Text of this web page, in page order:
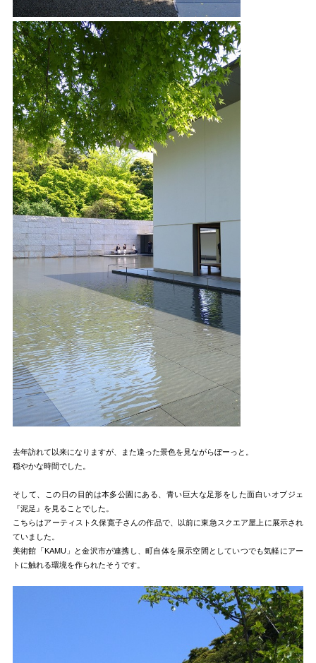
去年訪れて以来になりますが、また違った景色を見ながらぼーっと。
穏やかな時間でした。
そして、この日の目的は本多公園にある、青い巨大な足形をした面白いオブジェ
『泥足』を見ることでした。
こちらはアーティスト久保寛子さんの作品で、以前に東急スクエア屋上に展示され
ていました。
美術館「KAMU」と金沢市が連携し、町自体を展示空間としていつでも気軽にアー
トに触れる環境を作られたそうです。